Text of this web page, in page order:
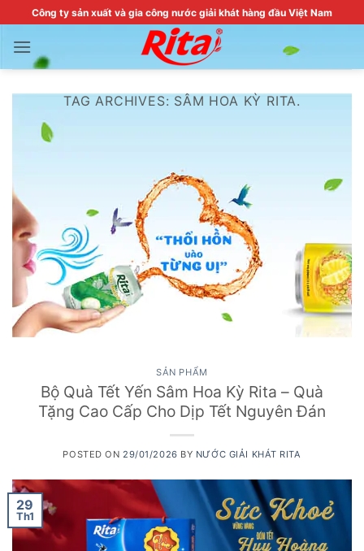
to
content
Công ty sản xuất và gia công nước giải khát hàng đầu Việt Nam
TAG ARCHIVES: SÂM HOA KỲ RITA.
SẢN PHẨM
Bộ Quà Tết Yến Sâm Hoa Kỳ Rita – Quà
Tặng Cao Cấp Cho Dịp Tết Nguyên Đán
POSTED ON 29/01/2026 BY NƯỚC GIẢI KHÁT RITA
29
Th1